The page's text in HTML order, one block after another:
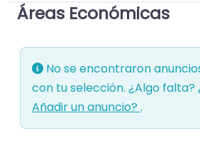
Áreas Económicas
No se encontraron
con tu selección. ¿Algo falta?
Añadir un anuncio? .